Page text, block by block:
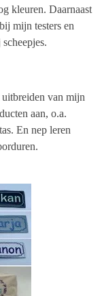
kleuren. Daarnaast
mijn testers en
van mijn
aan, o.a.
En nep leren